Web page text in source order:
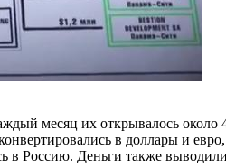
месяц их открывалось около
в доллары и
в Россию. Деньги также